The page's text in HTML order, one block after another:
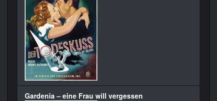
Gardenia – eine Frau will vergessen